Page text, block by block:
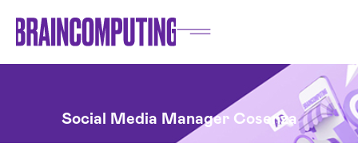
Social Media Manager Cosenza